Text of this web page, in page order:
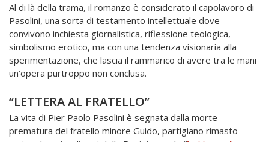
Al di là della trama, il romanzo è considerato il capolavoro di
Pasolini, una sorta di testamento intellettuale dove
convivono inchiesta giornalistica, riflessione teologica,
simbolismo erotico, ma con una tendenza visionaria alla
sperimentazione, che lascia il rammarico di avere tra le mani
un’opera purtroppo non conclusa.
“LETTERA AL FRATELLO”
La vita di Pier Paolo Pasolini è segnata dalla morte
prematura del fratello minore Guido, partigiano rimasto